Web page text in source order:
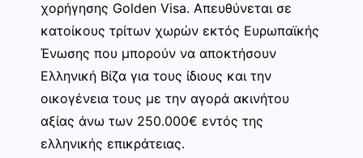
χορήγησης Golden Visa. Απευθύνεται σε
κατοίκους τρίτων χωρών εκτός Ευρωπαϊκής
Ένωσης που μπορούν να αποκτήσουν
Ελληνική Βίζα για τους ίδιους και την
οικογένεια τους με την αγορά ακινήτου
αξίας άνω των 250.000€ εντός της
ελληνικής επικράτειας.